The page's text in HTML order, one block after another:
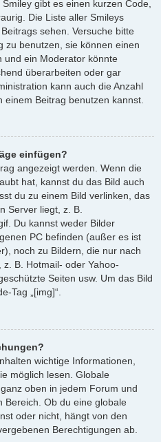
gibt es einen kurzen Code,
Die Liste aller Smileys
sehen. Versuche bitte
zu benutzen, sie können einen
und ein Moderator könnte
überarbeiten oder gar
kann auch die Anzahl
Beitrag benutzen kannst.
einfügen?
angezeigt werden. Wenn die
hat, kannst du das Bild auch
du zu einem Bild verlinken, das
Server liegt, z. B.
Du kannst weder Bilder
PC befinden (außer es ist
noch zu Bildern, die nur nach
B. Hotmail- oder Yahoo-
Seiten usw. Um das Bild
Tag „[img]“.
wichtige Informationen,
möglich lesen. Globale
oben in jedem Forum und
Bereich. Ob du eine globale
oder nicht, hängt von den
Berechtigungen ab.